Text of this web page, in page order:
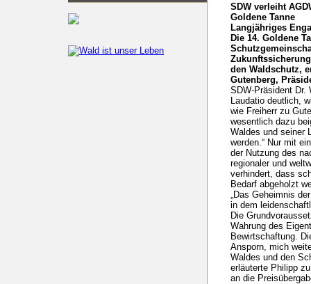
SDW verleiht
Goldene Tanne
Langjähriges
Die 14. Goldene
den Waldschutz,
Gutenberg,
SDW-Präsident Dr.
Laudatio deutlich,
wie Freiherr zu
wesentlich dazu
Waldes und seiner
werden.“ Nur mit
der Nutzung des
regionaler und
verhindert, dass
Bedarf abgeholzt
„Das Geheimnis
in dem
Die
Wahrung des
Bewirtschaftung.
Ansporn, mich
Waldes und den
erläuterte Philipp
an die